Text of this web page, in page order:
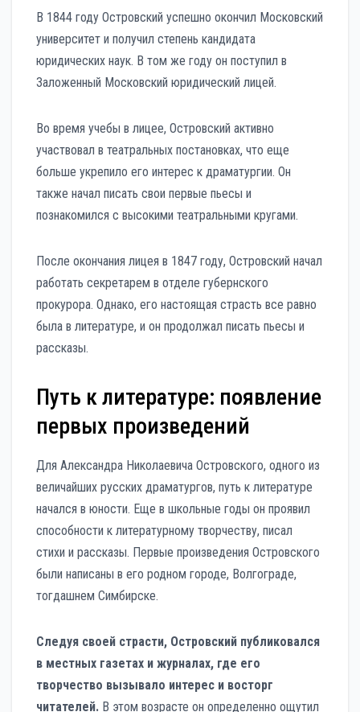
В 1844 году Островский успешно окончил Московский
университет и получил степень кандидата
юридических наук. В том же году он поступил в
Заложенный Московский юридический лицей.
Во время учебы в лицее, Островский активно
участвовал в театральных постановках, что еще
больше укрепило его интерес к драматургии. Он
также начал писать свои первые пьесы и
познакомился с высокими театральными кругами.
После окончания лицея в 1847 году, Островский начал
работать секретарем в отделе губернского
прокурора. Однако, его настоящая страсть все равно
была в литературе, и он продолжал писать пьесы и
рассказы.
Путь к литературе: появление
первых произведений
Для Александра Николаевича Островского, одного из
величайших русских драматургов, путь к литературе
начался в юности. Еще в школьные годы он проявил
способности к литературному творчеству, писал
стихи и рассказы. Первые произведения Островского
были написаны в его родном городе, Волгограде,
тогдашнем Симбирске.
Следуя своей страсти, Островский публиковался
в местных газетах и журналах, где его
творчество вызывало интерес и восторг
читателей. В этом возрасте он определенно ощутил